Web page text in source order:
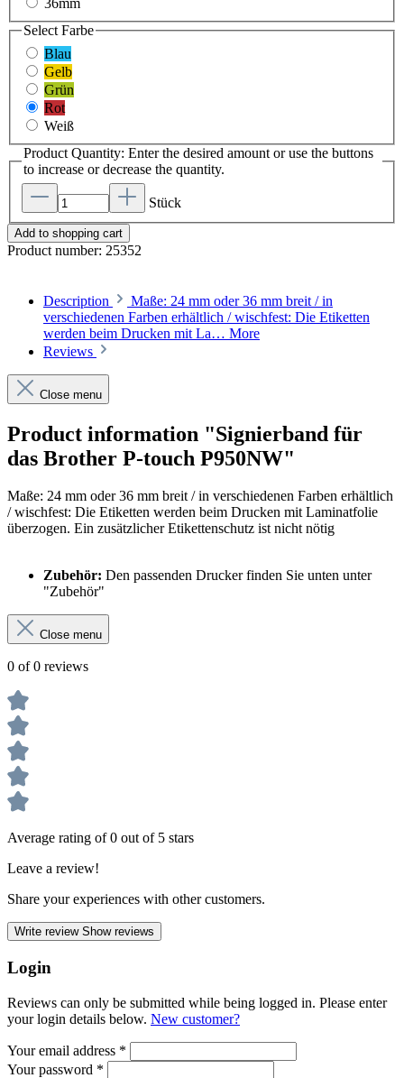
36mm
SelectFarbe
Blau
Gelb
Grün
Rot
Weiß
Product Quantity: Enter the desired amount or use the buttons
to increase or decrease the quantity.
Stück
Add to shopping cart
Product number: 25352
Description
Maße: 24 mm oder 36 mm breit / in
verschiedenen Farben erhältlich / wischfest: Die Etiketten
werden beim Drucken mit La… More
Reviews
Close menu
Product information "Signierband für
das Brother P-touch P950NW"
Maße: 24 mm oder 36 mm breit / in verschiedenen Farben erhältlich
/wischfest: Die Etiketten werden beim Drucken mit Laminatfolie
überzogen. Ein zusätzlicher Etikettenschutz ist nicht nötig
Zubehör: Den passenden Drucker finden Sie unten unter
"Zubehör"
Close menu
0 of 0 reviews
Average rating of 0 out of 5 stars
Leave a review!
Share your experiences with other customers.
Write review Show reviews
Login
Reviews can only be submitted while being logged in. Please enter
your login details below. New customer?
Your email address *
Your password *